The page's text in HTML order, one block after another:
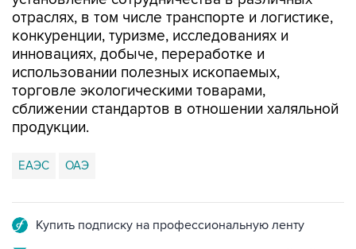
отраслях, в том числе транспорте и логистике,
конкуренции, туризме, исследованиях и
инновациях, добыче, переработке и
использовании полезных ископаемых,
торговле экологическими товарами,
сближении стандартов в отношении халяльной
продукции.
ЕАЭС ОАЭ
Купить подписку на профессиональную ленту